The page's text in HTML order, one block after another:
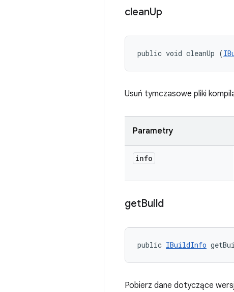
cleanUp
public void cleanUp (
Usuń tymczasowe pliki
Parametry
info
getBuild
public IBuildInfo
Pobierz dane dotyczące